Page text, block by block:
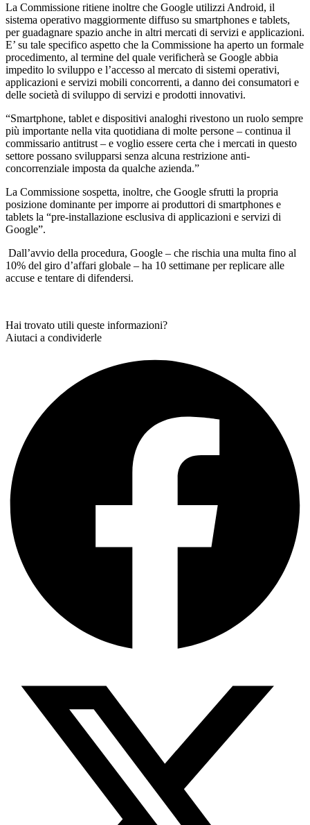
La Commissione ritiene inoltre che Google utilizzi Android, il
sistema operativo maggiormente diffuso su smartphones e tablets,
per guadagnare spazio anche in altri mercati di servizi e applicazioni.
E’ su tale specifico aspetto che la Commissione ha aperto un formale
procedimento, al termine del quale verificherà se Google abbia
impedito lo sviluppo e l’accesso al mercato di sistemi operativi,
applicazioni e servizi mobili concorrenti, a danno dei consumatori e
delle società di sviluppo di servizi e prodotti innovativi.
“Smartphone, tablet e dispositivi analoghi rivestono un ruolo sempre
più importante nella vita quotidiana di molte persone – continua il
commissario antitrust – e voglio essere certa che i mercati in questo
settore possano svilupparsi senza alcuna restrizione anti-
concorrenziale imposta da qualche azienda.”
La Commissione sospetta, inoltre, che Google sfrutti la propria
posizione dominante per imporre ai produttori di smartphones e
tablets la “pre-installazione esclusiva di applicazioni e servizi di
Google”.
Dall’avvio della procedura, Google – che rischia una multa fino al
10% del giro d’affari globale – ha 10 settimane per replicare alle
accuse e tentare di difendersi.
Hai trovato utili queste informazioni?
Aiutaci a condividerle